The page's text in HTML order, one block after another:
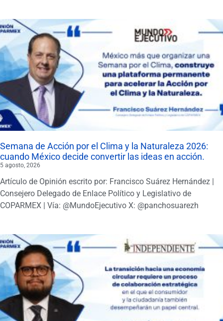
Semana de Acción por el Clima y la Naturaleza 2026:
cuando México decide convertir las ideas en acción.
5 agosto, 2026
Artículo de Opinión escrito por: Francisco Suárez Hernández |
Consejero Delegado de Enlace Político y Legislativo de
COPARMEX | Vía: @MundoEjecutivo X: @panchosuarezh